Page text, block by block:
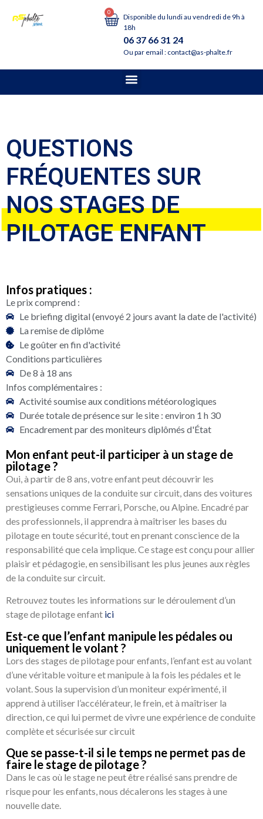
0
Disponible du lundi au vendredi de 9h à
18h
06 37 66 31 24
Ou par email : contact@as-phalte.fr
QUESTIONS
FRÉQUENTES SUR
NOS STAGES DE
PILOTAGE ENFANT
Infos pratiques :
Le prix comprend :
Le briefing digital (envoyé 2 jours avant la date de l'activité)
La remise de diplôme
Le goûter en fin d'activité
Conditions particulières
De 8 à 18 ans
Infos complémentaires :
Activité soumise aux conditions météorologiques
Durée totale de présence sur le site : environ 1 h 30
Encadrement par des moniteurs diplômés d'État
Mon enfant peut-il participer à un stage de
pilotage ?
Oui, à partir de 8 ans, votre enfant peut découvrir les
sensations uniques de la conduite sur circuit, dans des voitures
prestigieuses comme Ferrari, Porsche, ou Alpine. Encadré par
des professionnels, il apprendra à maîtriser les bases du
pilotage en toute sécurité, tout en prenant conscience de la
responsabilité que cela implique. Ce stage est conçu pour allier
plaisir et pédagogie, en sensibilisant les plus jeunes aux règles
de la conduite sur circuit.
Retrouvez toutes les informations sur le déroulement d’un
stage de pilotage enfant ici
Est-ce que l’enfant manipule les pédales ou
uniquement le volant ?
Lors des stages de pilotage pour enfants, l’enfant est au volant
d’une véritable voiture et manipule à la fois les pédales et le
volant. Sous la supervision d’un moniteur expérimenté, il
apprend à utiliser l’accélérateur, le frein, et à maîtriser la
direction, ce qui lui permet de vivre une expérience de conduite
complète et sécurisée sur circuit
Que se passe-t-il si le temps ne permet pas de
faire le stage de pilotage ?
Dans le cas où le stage ne peut être réalisé sans prendre de
risque pour les enfants, nous décalerons les stages à une
nouvelle date.